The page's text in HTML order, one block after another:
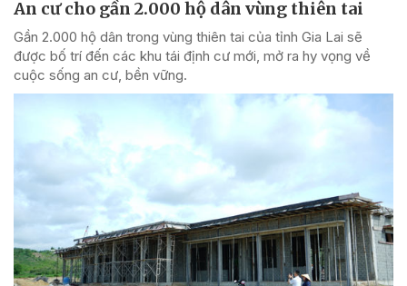
An cư cho gần 2.000 hộ dân vùng thiên tai
Gần 2.000 hộ dân trong vùng thiên tai của tỉnh Gia Lai sẽ
được bố trí đến các khu tái định cư mới, mở ra hy vọng về
cuộc sống an cư, bền vững.